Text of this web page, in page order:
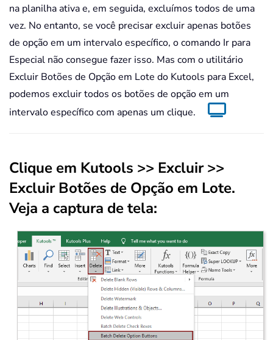
na planilha ativa e, em seguida, excluímos todos de uma
vez. No entanto, se você precisar excluir apenas botões
de opção em um intervalo específico, o comando Ir para
Especial não consegue fazer isso. Mas com o utilitário
Excluir Botões de Opção em Lote do Kutools para Excel,
podemos excluir todos os botões de opção em um
intervalo específico com apenas um clique.
Clique em Kutools >> Excluir >>
Excluir Botões de Opção em Lote.
Veja a captura de tela: